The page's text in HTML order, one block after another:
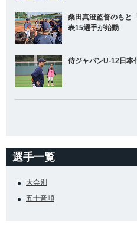
桑田真澄監督のもと
表15選手が始動
侍ジャパンU-12日本
選手一覧
大会別
五十音順